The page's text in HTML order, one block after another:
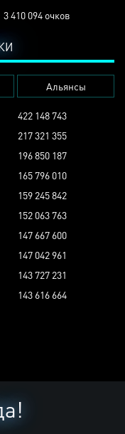
3 410 094 очков
Альянсы
422 148 743
217 321 355
196 850 187
165 796 010
159 245 842
152 063 763
147 667 600
147 042 961
143 727 231
143 616 664